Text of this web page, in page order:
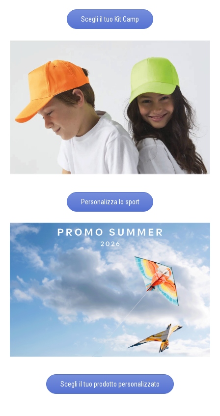
Scegli il tuo Kit Camp
Personalizza lo sport
Scegli il tuo prodotto personalizzato